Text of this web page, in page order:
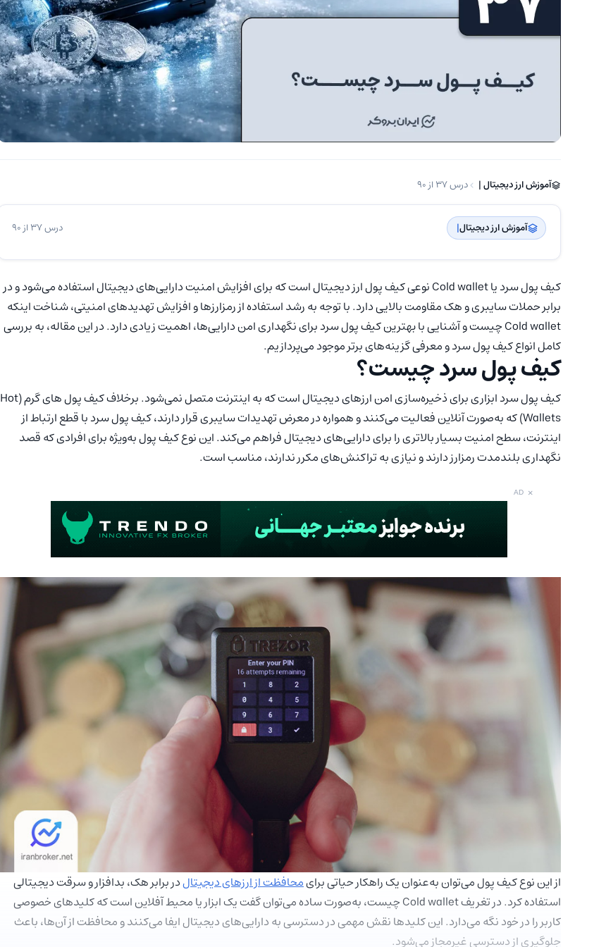
آموزش ارز دیجیتال | ‌ درس 37 از 90
آموزش ارز دیجیتال| ‌ درس 37 از 90
کیف پول سرد یا Cold wallet نوعی کیف پول ارز دیجیتال است که برای افزایش امنیت دارایی‌های دیجیتال استفاده می‌شود و در
برابر حملات سایبری و هک مقاومت بالایی دارد. با توجه به رشد استفاده از رمزارزها و افزایش تهدیدهای امنیتی، شناخت اینکه
Cold wallet چیست و آشنایی با بهترین کیف پول سرد برای نگهداری امن دارایی‌ها، اهمیت زیادی دارد. در این مقاله، به بررسی
کامل انواع کیف پول سرد و معرفی گزینه‌های برتر موجود می‌پردازیم.
کیف پول سرد چیست؟
کیف پول سرد ابزاری برای ذخیره‌سازی امن ارزهای دیجیتال است که به اینترنت متصل نمی‌شود. برخلاف کیف پول های گرم (Hot
Wallets) که به‌صورت آنلاین فعالیت می‌کنند و همواره در معرض تهدیدات سایبری قرار دارند، کیف پول سرد با قطع ارتباط از
اینترنت، سطح امنیت بسیار بالاتری را برای دارایی‌های دیجیتال فراهم می‌کند. این نوع کیف پول به‌ویژه برای افرادی که قصد
نگهداری بلندمدت رمزارز دارند و نیازی به تراکنش‌های مکرر ندارند، مناسب است.
AD ×
از این نوع کیف پول می‌توان به‌عنوان یک راهکار حیاتی برایمحافظت از ارزهای دیجیتالدر برابر هک، بدافزار و سرقت دیجیتالی
استفاده کرد. در تغریف Cold wallet چیست، به‌صورت ساده می‌توان گفت یک ابزار یا محیط آفلاین است که کلیدهای خصوصی
کاربر را در خود نگه می‌دارد. این کلیدها نقش مهمی در دسترسی به دارایی‌های دیجیتال ایفا می‌کنند و محافظت از آن‌ها، باعث
جلوگیری از دسترسی غیرمجاز می‌شود.